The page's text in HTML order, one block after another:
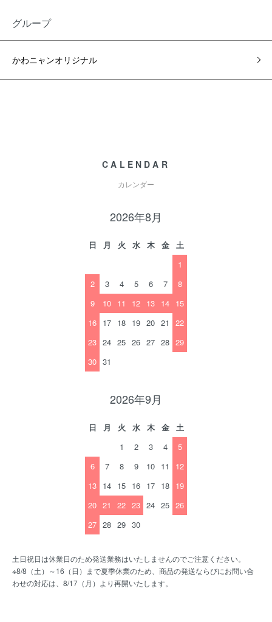
グループ
かわニャンオリジナル
CALENDAR
カレンダー
2026年8月
日 月 火 水 木 金
土
1
2
3 4 5 6 7
8
9
10 11 12 13 14 15
16 17 18 19 20 21
22
23 24 25 26 27 28 29
30 31
2026年9月
日 月 火 水 木 金
土
1
2 3 4
5
6
7 8 9 10 11
12
13 14 15 16 17 18 19
20 21 22 23 24 25 26
27 28 29 30
土日祝日は休業日のため発送業務はいたしませんのでご注意ください。
※8/8（土）～16（日）まで夏季休業のため、商品の発送ならびにお問い合
わせの対応は、8/17（月）より再開いたします。